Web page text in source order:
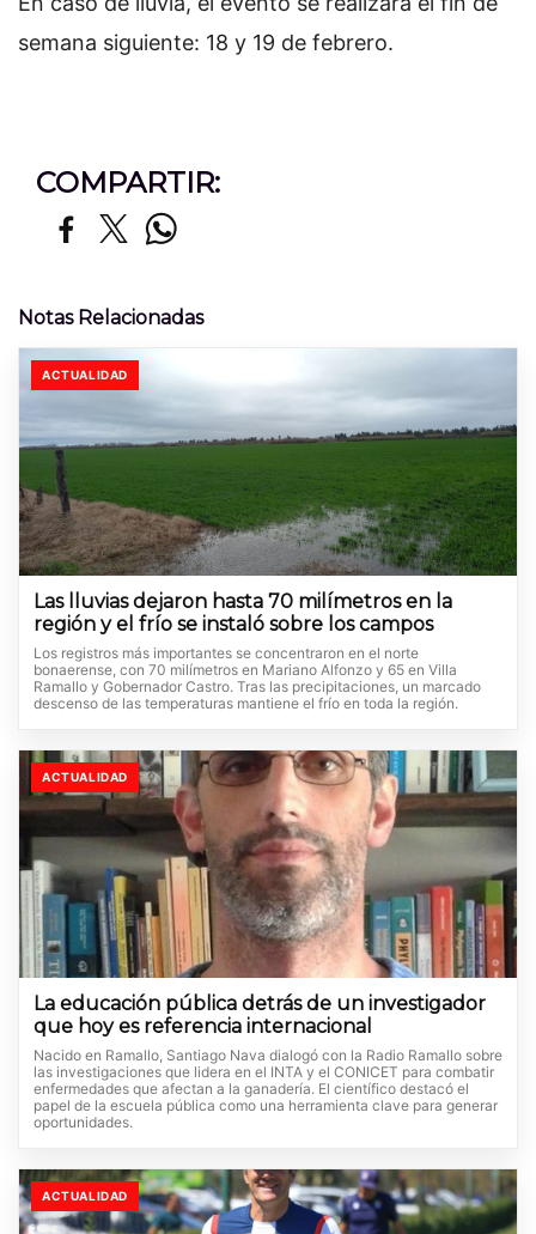
semana siguiente: 18 y 19 de febrero.
COMPARTIR:
Notas Relacionadas
ACTUALIDAD
Las lluvias dejaron hasta 70 milímetros en la
región y el frío se instaló sobre los campos
Los registros más importantes se concentraron en el norte
bonaerense, con 70 milímetros en Mariano Alfonzo y 65 en Villa
Ramallo y Gobernador Castro. Tras las precipitaciones, un marcado
descenso de las temperaturas mantiene el frío en toda la región.
ACTUALIDAD
La educación pública detrás de un investigador
que hoy es referencia internacional
Nacido en Ramallo, Santiago Nava dialogó con la Radio Ramallo sobre
las investigaciones que lidera en el INTA y el CONICET para combatir
enfermedades que afectan a la ganadería. El científico destacó el
papel de la escuela pública como una herramienta clave para generar
oportunidades.
ACTUALIDAD